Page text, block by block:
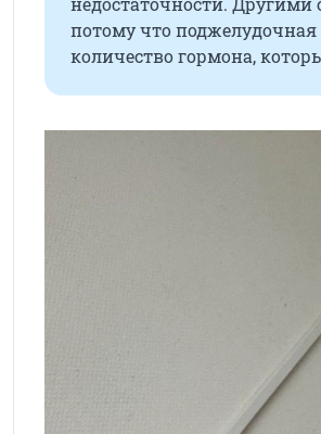
потому что поджелудочная
количество гормона,